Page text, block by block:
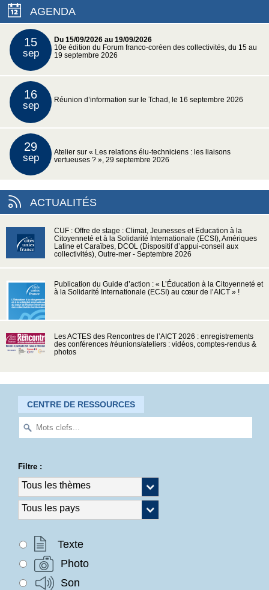
AGENDA
15
sep
Du 15/09/2026 au 19/09/2026
10e édition du Forum franco-coréen des collectivités, du 15 au
19 septembre 2026
16
sep Réunion d’information sur le Tchad, le 16 septembre 2026
29
sep
Atelier sur « Les relations élu-techniciens : les liaisons
vertueuses ? », 29 septembre 2026
ACTUALITÉS
CUF : Offre de stage : Climat, Jeunesses et Education à la
Citoyenneté et à la Solidarité Internationale (ECSI), Amériques
Latine et Caraïbes, DCOL (Dispositif d’appui-conseil aux
collectivités), Outre-mer - Septembre 2026
Publication du Guide d’action : « L’Éducation à la Citoyenneté et
à la Solidarité Internationale (ECSI) au cœur de l’AICT » !
Les ACTES des Rencontres de l’AICT 2026 : enregistrements
des conférences /réunions/ateliers : vidéos, comptes-rendus &
photos
CENTRE DE RESSOURCES
Filtre :
Texte
Photo
Son